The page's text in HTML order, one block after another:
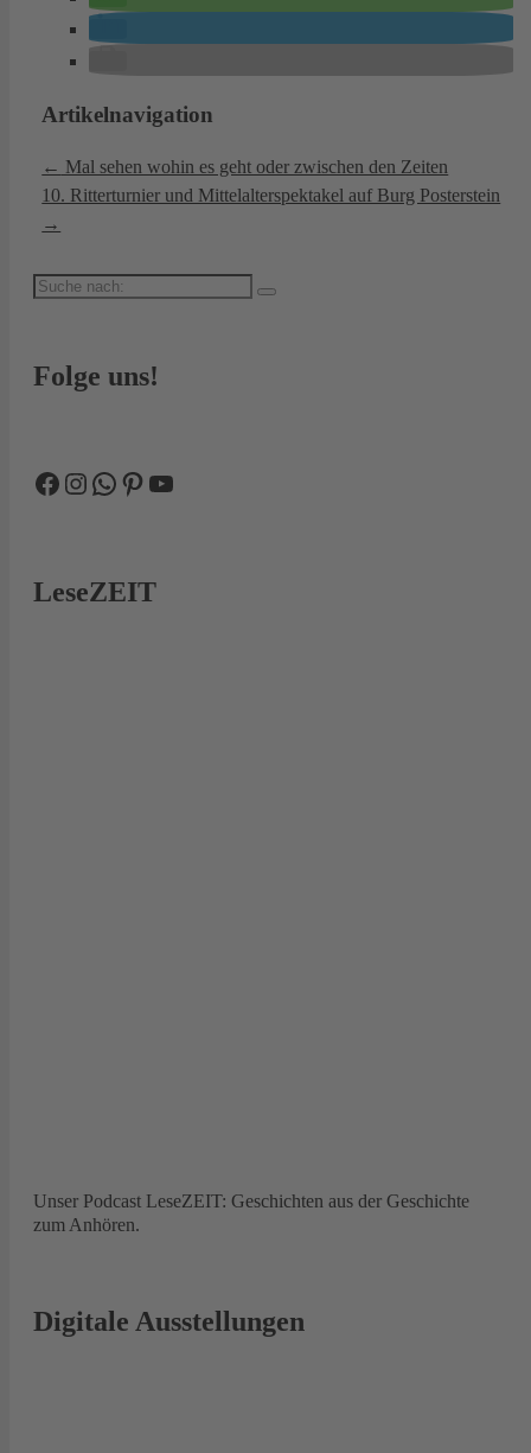
Artikelnavigation
← Mal sehen wohin es geht oder zwischen den Zeiten
10. Ritterturnier und Mittelalterspektakel auf Burg Posterstein
→
Suche
Folge uns!
Facebook
Instagram
WhatsApp
Pinterest
YouTube
LeseZEIT
Unser Podcast LeseZEIT: Geschichten aus der Geschichte
zum Anhören.
Digitale Ausstellungen